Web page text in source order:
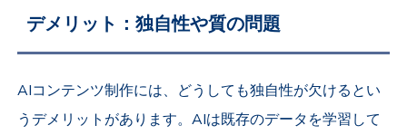
デメリット：独自性や質の問題
AIコンテンツ制作には、どうしても独自性が欠けるとい
うデメリットがあります。AIは既存のデータを学習して